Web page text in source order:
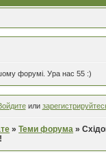
форумі. Ура нас 55 :)
или
»Теми форума »